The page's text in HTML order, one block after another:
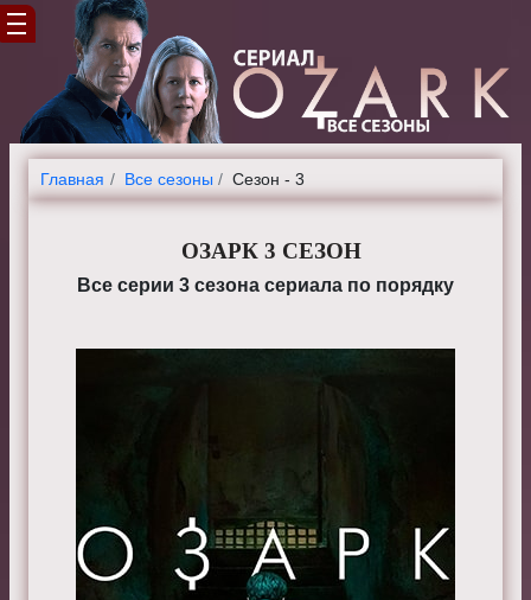
Главная Все сезоны Сезон - 3
ОЗАРК 3 СЕЗОН
Все серии 3 сезона сериала по порядку